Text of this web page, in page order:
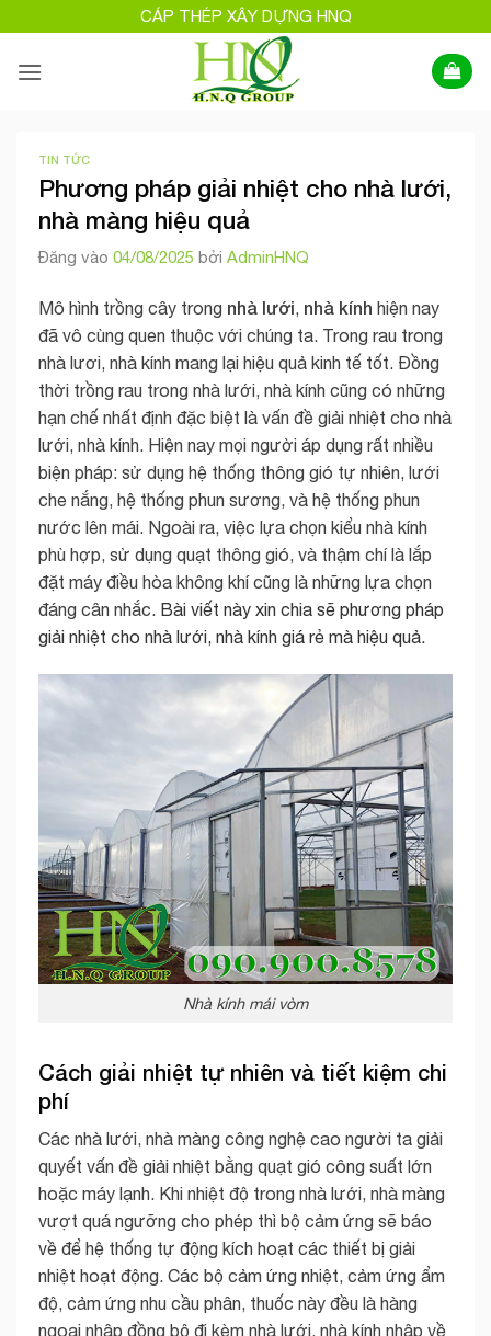
qua
nội
CÁP THÉP XÂY DỰNG HNQ
TIN TỨC
Phương pháp giải nhiệt cho nhà lưới,
nhà màng hiệu quả
Đăng vào 04/08/2025 bởi AdminHNQ
Mô hình trồng cây trong nhà lưới, nhà kính hiện nay
đã vô cùng quen thuộc với chúng ta. Trong rau trong
nhà lươi, nhà kính mang lại hiệu quả kinh tế tốt. Đồng
thời trồng rau trong nhà lưới, nhà kính cũng có những
hạn chế nhất định đặc biệt là vấn đề giải nhiệt cho nhà
lưới, nhà kính. Hiện nay mọi người áp dụng rất nhiều
biện pháp: sử dụng hệ thống thông gió tự nhiên, lưới
che nắng, hệ thống phun sương, và hệ thống phun
nước lên mái. Ngoài ra, việc lựa chọn kiểu nhà kính
phù hợp, sử dụng quạt thông gió, và thậm chí là lắp
đặt máy điều hòa không khí cũng là những lựa chọn
đáng cân nhắc. Bài viết này xin chia sẽ phương pháp
giải nhiệt cho nhà lưới, nhà kính giá rẻ mà hiệu quả.
Nhà kính mái vòm
Cách giải nhiệt tự nhiên và tiết kiệm chi
phí
Các nhà lưới, nhà màng công nghệ cao người ta giải
quyết vấn đề giải nhiệt bằng quạt gió công suất lớn
hoặc máy lạnh. Khi nhiệt độ trong nhà lưới, nhà màng
vượt quá ngưỡng cho phép thì bộ cảm ứng sẽ báo
về để hệ thống tự động kích hoạt các thiết bị giải
nhiệt hoạt động. Các bộ cảm ứng nhiệt, cảm ứng ẩm
độ, cảm ứng nhu cầu phân, thuốc này đều là hàng
ngoại nhập đồng bộ đi kèm nhà lưới, nhà kính nhập về